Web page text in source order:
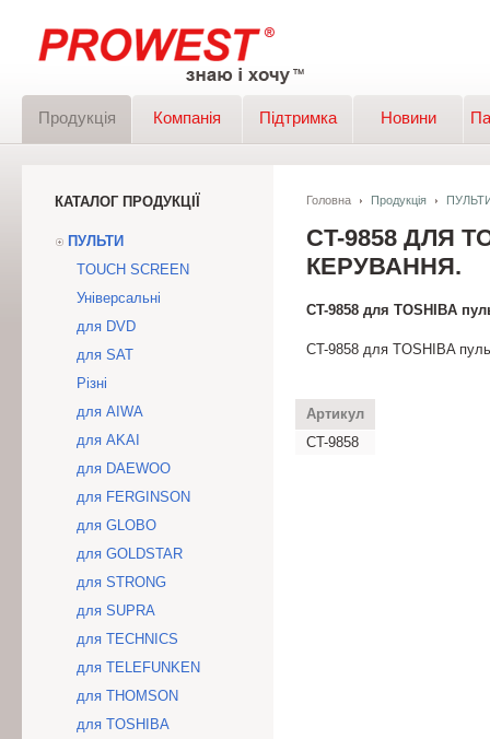
Продукція Компанія Підтримка Новини
КАТАЛОГ ПРОДУКЦІЇ
ПУЛЬТИ
TOUCH SCREEN
Універсальні
для DVD
для SAT
Різні
для AIWA
для AKAI
для DAEWOO
для FERGINSON
для GLOBO
для GOLDSTAR
для STRONG
для SUPRA
для TECHNICS
для TELEFUNKEN
для THOMSON
для TOSHIBA
Головна Продукція
CT-9858 ДЛЯ
КЕРУВАННЯ.
CT-9858 для TOSHIBA
CT-9858 для TOSHIBA
Артикул
CT-9858